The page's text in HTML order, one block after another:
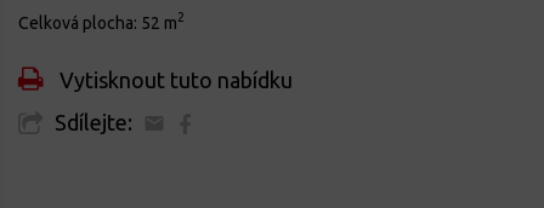
Celková plocha: 52 m2
Vytisknout tuto nabídku
Sdílejte: